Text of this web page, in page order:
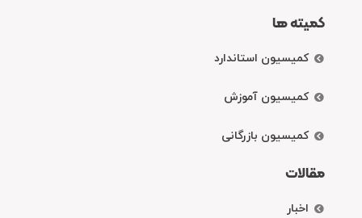
کمیته ها
کمیسیون استاندارد
کمیسیون آموزش
کمیسیون بازرگانی
مقالات
اخبار